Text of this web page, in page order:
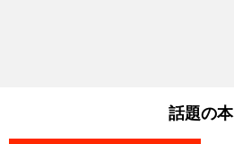
話題の本